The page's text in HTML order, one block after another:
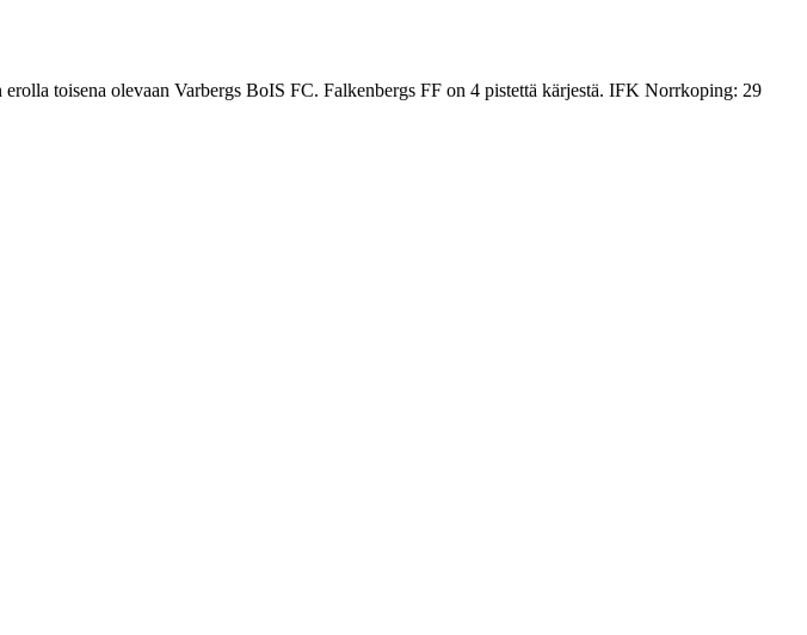
toisena olevaan Varbergs BoIS FC. Falkenbergs FF on 4 pistettä kärjestä. IFK Norrkoping: 29